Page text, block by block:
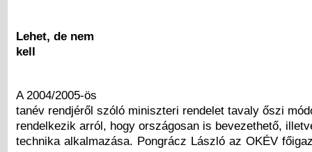
Lehet, de nem
kell
A 2004/2005-ös
tanév rendjéről szóló miniszteri rendelet tavaly őszi
rendelkezik arról, hogy országosan is bevezethető,
technika alkalmazása. Pongrácz László az OKÉV